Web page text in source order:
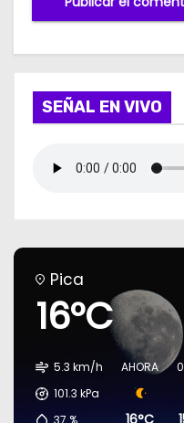
SEÑAL EN VIVO
Pica
16°C
5.3 km/h
101.3 kPa
37 %
AHORA
16°C